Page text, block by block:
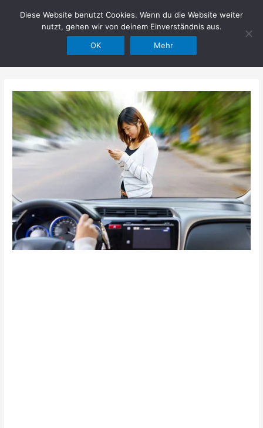
Hilfe im Netz
Diese Website benutzt Cookies. Wenn du die Website weiter
nutzt, gehen wir von deinem Einverständnis aus.
OK
Mehr